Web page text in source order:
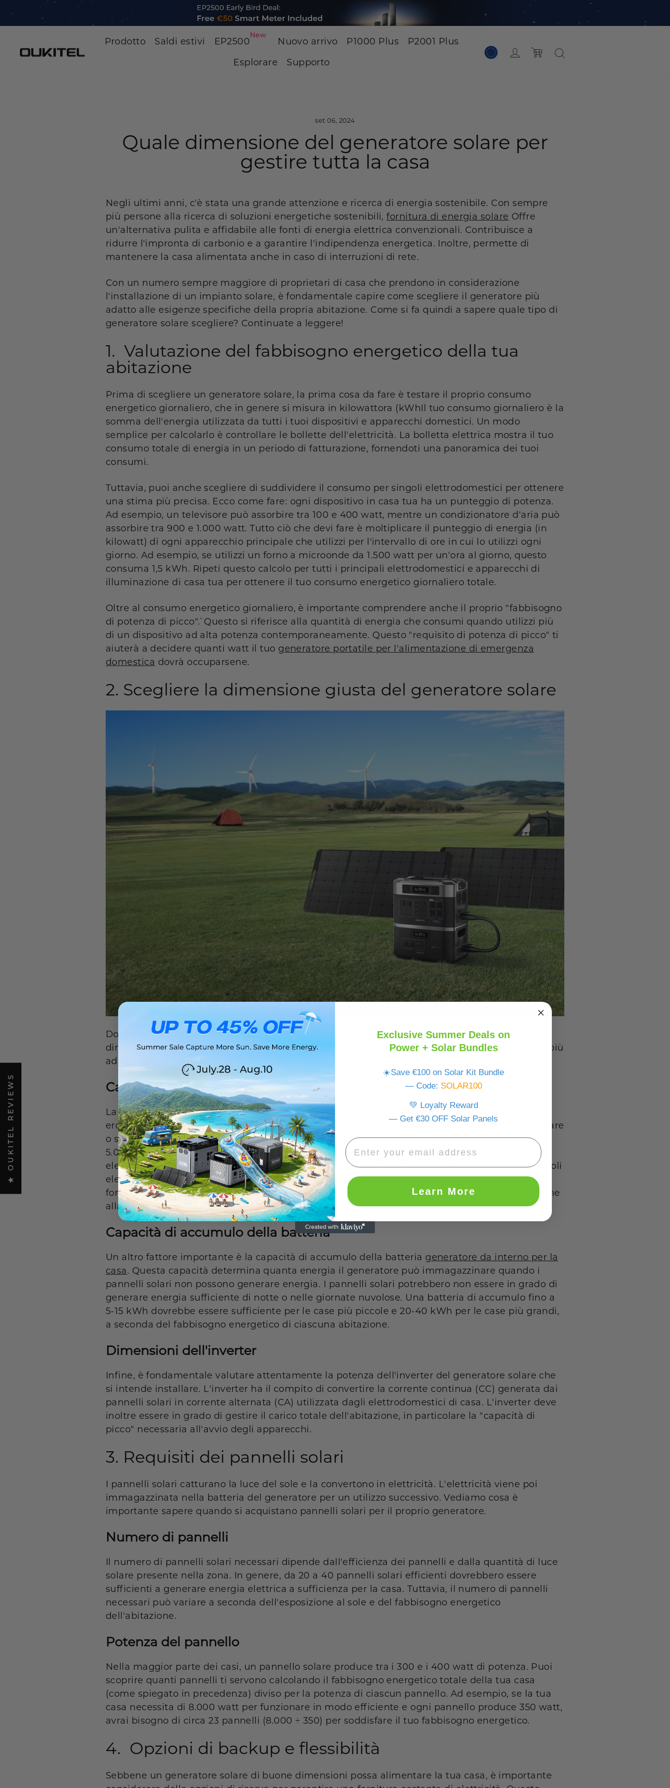
Prodotto Saldi estivi EP2500
New
Nuovo arrivo P1000 Plus
P2001 Plus
Esplorare
Supporto
Login Carrello
set 06, 2024
Quale dimensione del generatore solare per
gestire tutta la casa
Negli ultimi anni, c'è stata una grande attenzione e ricerca di energia sostenibile. Con sempre
più persone alla ricerca di soluzioni energetiche sostenibili,fornitura di energia solare Offre
un'alternativa pulita e affidabile alle fonti di energia elettrica convenzionali. Contribuisce a
ridurre l'impronta di carbonio e a garantire l'indipendenza energetica. Inoltre, permette di
mantenere la casa alimentata anche in caso di interruzioni di rete.
Con un numero sempre maggiore di proprietari di casa che prendono in considerazione
l'installazione di un impianto solare, è fondamentale capire come scegliere il generatore più
adatto alle esigenze specifiche della propria abitazione. Come si fa quindi a sapere quale tipo di
generatore solare scegliere? Continuate a leggere!
1. Valutazione del fabbisogno energetico della tua
abitazione
Prima di scegliere un generatore solare, la prima cosa da fare è testare il proprio consumo
energetico giornaliero, che in genere si misura in kilowattora ( kWhIl tuo consumo giornaliero è la
somma dell'energia utilizzata da tutti i tuoi dispositivi e apparecchi domestici. Un modo
semplice per calcolarlo è controllare le bollette dell'elettricità. La bolletta elettrica mostra il tuo
consumo totale di energia in un periodo di fatturazione, fornendoti una panoramica dei tuoi
consumi.
Tuttavia, puoi anche scegliere di suddividere il consumo per singoli elettrodomestici per ottenere
una stima più precisa. Ecco come fare: ogni dispositivo in casa tua ha un punteggio di potenza.
Ad esempio, un televisore può assorbire tra 100 e 400 watt, mentre un condizionatore d'aria può
assorbire tra 900 e 1.000 watt. Tutto ciò che devi fare è moltiplicare il punteggio di energia (in
kilowatt) di ogni apparecchio principale che utilizzi per l'intervallo di ore in cui lo utilizzi ogni
giorno. Ad esempio, se utilizzi un forno a microonde da 1.500 watt per un'ora al giorno, questo
consuma 1,5 kWh. Ripeti questo calcolo per tutti i principali elettrodomestici e apparecchi di
illuminazione di casa tua per ottenere il tuo consumo energetico giornaliero totale.
Oltre al consumo energetico giornaliero, è importante comprendere anche il proprio "fabbisogno
di potenza di picco".“ Questo si riferisce alla quantità di energia che consumi quando utilizzi più
di un dispositivo ad alta potenza contemporaneamente. Questo "requisito di potenza di picco" ti
aiuterà a decidere quanti watt il tuo generatore portatile per l'alimentazione di emergenza
domestica dovrà occuparsene.
2. Scegliere la dimensione giusta del generatore solare
Dopo aver calcolato il fabbisogno energetico della tua casa, il passo successivo è trovare la
dimensione ideale del generatore. Ecco tre semplici modi per individuare il generatore solare più
adatto alle tue esigenze.
Capacità di potenza
La prima cosa da considerare quando si sceglie la dimensione di un generatore è la potenza
erogata dal generatore. La potenza erogata dal generatore (potenza in watt) dovrebbe soddisfare
o superare il fabbisogno energetico. Nella maggior parte dei casi, Una capacità compresa tra
5.000 Wh e 10.000 Wh dovrebbe essere sufficiente a soddisfare il fabbisogno energetico degli
elettrodomestici essenziali come frigoriferi, condizionatori, luci, televisori, computer e altri piccoli
elettrodomestici. È importante notare che la potenza in watt adatta a un'abitazione dipende
fortemente anche da fattori quali il fabbisogno energetico e la posizione geografica (esposizione
alla luce solare).
Capacità di accumulo della batteria
Un altro fattore importante è la capacità di accumulo della batteria generatore da interno per la
casa. Questa capacità determina quanta energia il generatore può immagazzinare quando i
pannelli solari non possono generare energia. I pannelli solari potrebbero non essere in grado di
generare energia sufficiente di notte o nelle giornate nuvolose. Una batteria di accumulo fino a
5-15 kWh dovrebbe essere sufficiente per le case più piccole e 20-40 kWh per le case più grandi,
a seconda del fabbisogno energetico di ciascuna abitazione.
Dimensioni dell'inverter
Infine, è fondamentale valutare attentamente la potenza dell'inverter del generatore solare che
si intende installare. L'inverter ha il compito di convertire la corrente continua (CC) generata dai
pannelli solari in corrente alternata (CA) utilizzata dagli elettrodomestici di casa. L'inverter deve
inoltre essere in grado di gestire il carico totale dell'abitazione, in particolare la "capacità di
picco" necessaria all'avvio degli apparecchi.
3. Requisiti dei pannelli solari
I pannelli solari catturano la luce del sole e la convertono in elettricità. L'elettricità viene poi
immagazzinata nella batteria del generatore per un utilizzo successivo. Vediamo cosa è
importante sapere quando si acquistano pannelli solari per il proprio generatore.
Numero di pannelli
Il numero di pannelli solari necessari dipende dall'efficienza dei pannelli e dalla quantità di luce
solare presente nella zona. In genere, da 20 a 40 pannelli solari efficienti dovrebbero essere
sufficienti a generare energia elettrica a sufficienza per la casa. Tuttavia, il numero di pannelli
necessari può variare a seconda dell'esposizione al sole e del fabbisogno energetico
dell'abitazione.
Potenza del pannello
Nella maggior parte dei casi, un pannello solare produce tra i 300 e i 400 watt di potenza. Puoi
scoprire quanti pannelli ti servono calcolando il fabbisogno energetico totale della tua casa
(come spiegato in precedenza) diviso per la potenza di ciascun pannello. Ad esempio, se la tua
casa necessita di 8.000 watt per funzionare in modo efficiente e ogni pannello produce 350 watt,
avrai bisogno di circa 23 pannelli (8.000 ÷ 350) per soddisfare il tuo fabbisogno energetico.
4. Opzioni di backup e flessibilità
Sebbene un generatore solare di buone dimensioni possa alimentare la tua casa, è importante
★ OUKITEL REVIEWS
Exclusive Summer Deals on
Power + Solar Bundles
☀️Save €100 on Solar Kit Bundle
— Code: SOLAR100
💚 Loyalty Reward
— Get €30 OFF Solar Panels
Learn More